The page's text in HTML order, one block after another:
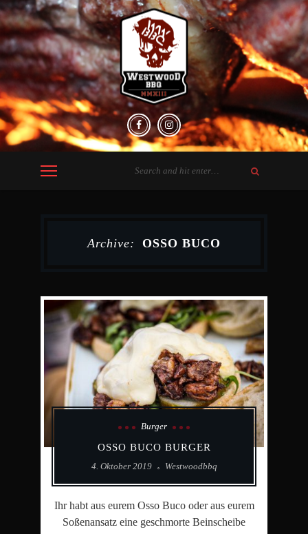
Archive: OSSO BUCO
Burger
OSSO BUCO BURGER
4. Oktober 2019 Westwoodbbq
Ihr habt aus eurem Osso Buco oder aus eurem
Soßenansatz eine geschmorte Beinscheibe